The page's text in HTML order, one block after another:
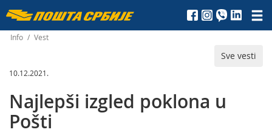
Пошта
Србије
д.о.о.
Info / Vest
Sve vesti
10.12.2021.
Najlepši izgled poklona u
Pošti